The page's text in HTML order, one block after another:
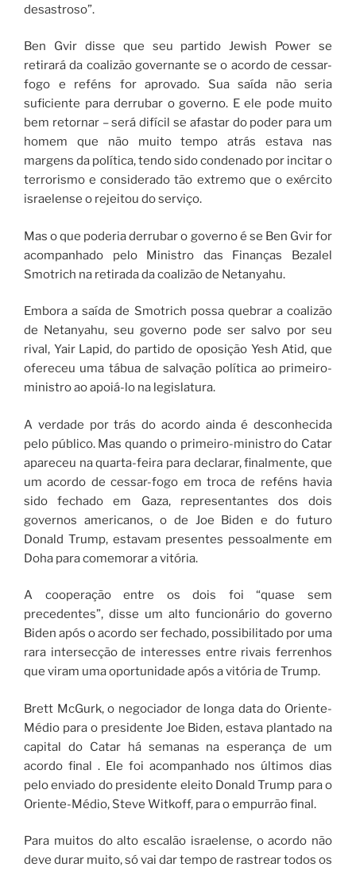
desastroso”.
Ben Gvir disse que seu partido Jewish Power se
retirará da coalizão governante se o acordo de cessar-
fogo e reféns for aprovado. Sua saída não seria
suficiente para derrubar o governo. E ele pode muito
bem retornar – será difícil se afastar do poder para um
homem que não muito tempo atrás estava nas
margens da política, tendo sido condenado por incitar o
terrorismo e considerado tão extremo que o exército
israelense o rejeitou do serviço.
Mas o que poderia derrubar o governo é se Ben Gvir for
acompanhado pelo Ministro das Finanças Bezalel
Smotrich na retirada da coalizão de Netanyahu.
Embora a saída de Smotrich possa quebrar a coalizão
de Netanyahu, seu governo pode ser salvo por seu
rival, Yair Lapid, do partido de oposição Yesh Atid, que
ofereceu uma tábua de salvação política ao primeiro-
ministro ao apoiá-lo na legislatura.
A verdade por trás do acordo ainda é desconhecida
pelo público. Mas quando o primeiro-ministro do Catar
apareceu na quarta-feira para declarar, finalmente, que
um acordo de cessar-fogo em troca de reféns havia
sido fechado em Gaza, representantes dos dois
governos americanos, o de Joe Biden e do futuro
Donald Trump, estavam presentes pessoalmente em
Doha para comemorar a vitória.
A cooperação entre os dois foi “quase sem
precedentes”, disse um alto funcionário do governo
Biden após o acordo ser fechado, possibilitado por uma
rara intersecção de interesses entre rivais ferrenhos
que viram uma oportunidade após a vitória de Trump.
Brett McGurk, o negociador de longa data do Oriente-
Médio para o presidente Joe Biden, estava plantado na
capital do Catar há semanas na esperança de um
acordo final . Ele foi acompanhado nos últimos dias
pelo enviado do presidente eleito Donald Trump para o
Oriente-Médio, Steve Witkoff, para o empurrão final.
Para muitos do alto escalão israelense, o acordo não
deve durar muito, só vai dar tempo de rastrear todos os